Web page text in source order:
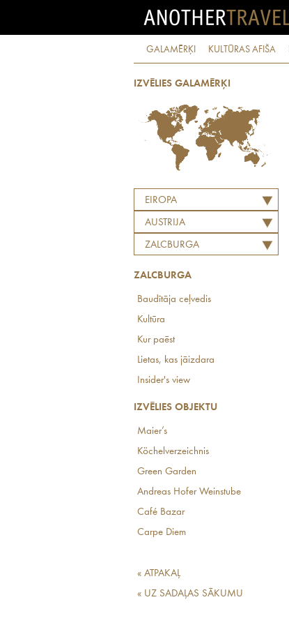
GALAMĒRĶI KULTŪRAS AFIŠA
IZVĒLIES GALAMĒRĶI
EIROPA
AUSTRIJA
ZALCBURGA
ZALCBURGA
Baudītāja ceļvedis
Kultūra
Kur paēst
Lietas, kas jāizdara
Insider's view
IZVĒLIES OBJEKTU
Maier’s
Köchelverzeichnis
Green Garden
Andreas Hofer Weinstube
Café Bazar
Carpe Diem
« ATPAKAĻ
« UZ SADAĻAS SĀKUMU